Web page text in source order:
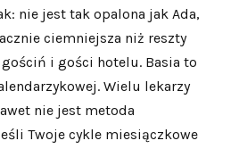
nie jest tak opalona jak Ada,
ciemniejsza niż reszty
gościń i gości hotelu. Basia to
Wielu lekarzy
nie jest metoda
Twoje cykle miesiączkowe